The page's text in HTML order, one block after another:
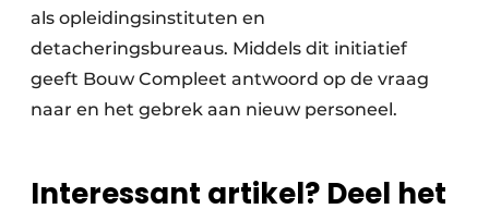
als opleidingsinstituten en
detacheringsbureaus. Middels dit initiatief
geeft Bouw Compleet antwoord op de vraag
naar en het gebrek aan nieuw personeel.
Interessant artikel? Deel het